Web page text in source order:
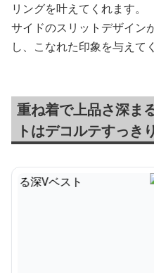
リングを叶えてくれます。
サイドのスリットデザイン
し、こなれた印象を与えて
重ね着で上品さ深ま
トはデコルテすっき